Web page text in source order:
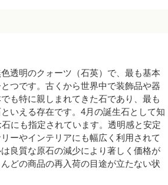
透明のクォーツ（石英）で、最も基本
つです。古くから世界中で装飾品や器
も特に親しまれてきた石であり、最も
いえる存在です。4月の誕生石として知
にも指定されています。透明感と安定
ーやインテリアにも幅広く利用されて
良質な原石の減少により著しく価格が
どの商品の再入荷の目途が立たない状